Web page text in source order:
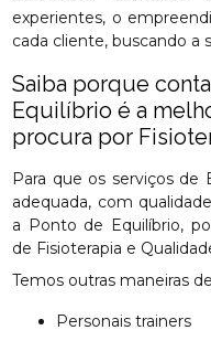
experientes, o
cada cliente, buscando a
Saiba porque
Equilíbrio é a
procura por
Para que os serviços de
adequada, com
a Ponto de Equilíbrio,
de Fisioterapia e
Temos outras maneiras
Personais trainers